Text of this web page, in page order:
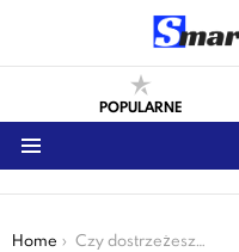
POPULARNE
You are here:
Home Czy dostrzeżesz iPhone’a na tym dywanie?